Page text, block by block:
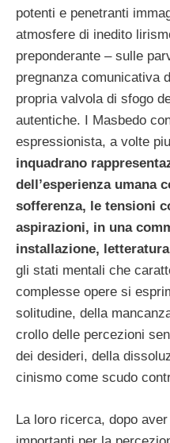
potenti e penetranti
atmosfere di inedito
preponderante – sulle
pregnanza comunicativa
propria valvola di sfogo
autentiche. I Masbedo
espressionista, a volte
inquadrano
dell’esperienza umana
sofferenza, le tensioni
aspirazioni, in una
installazione,
gli stati mentali che
complesse opere si
solitudine, della
crollo delle percezioni
dei desideri, della
cinismo come scudo
La loro ricerca, dopo